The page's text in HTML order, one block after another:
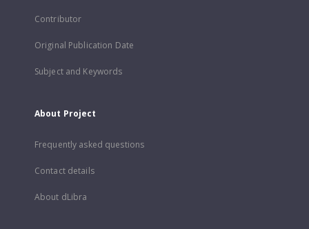
Contributor
Original Publication Date
Subject and Keywords
About Project
Frequently asked questions
Contact details
About dLibra